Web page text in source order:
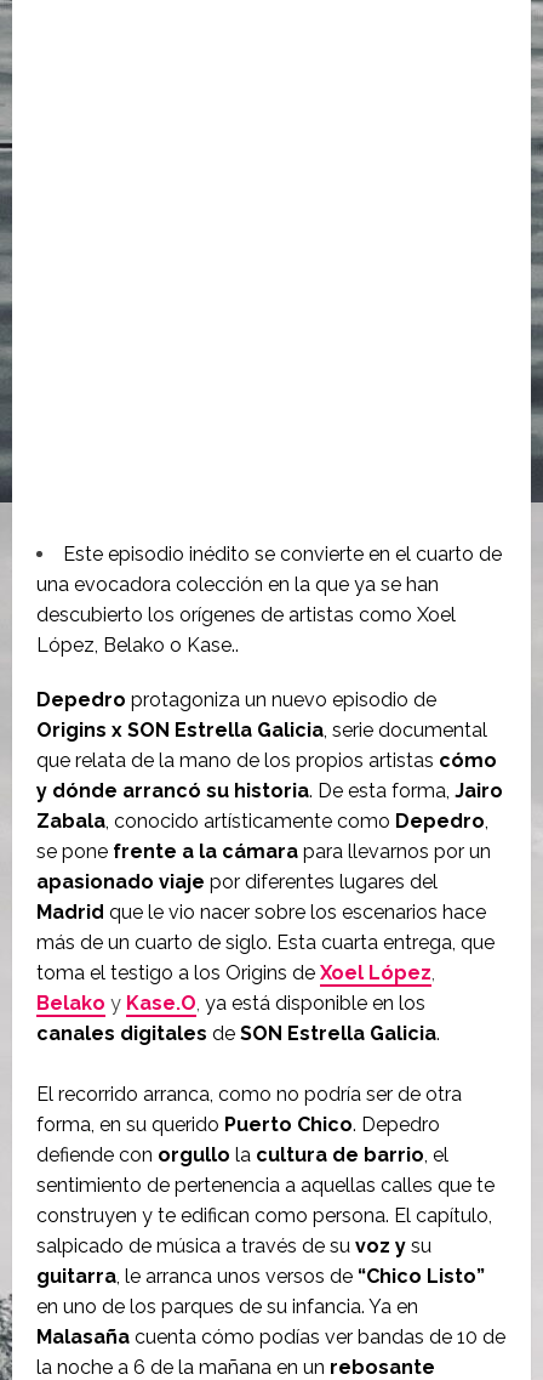
Este episodio inédito se convierte en el cuarto de
una evocadora colección en la que ya se han
descubierto los orígenes de artistas como Xoel
López, Belako o Kase..
Depedro protagoniza un nuevo episodio de
Origins x SON Estrella Galicia , serie documental
que relata de la mano de los propios artistas cómo
y dónde arrancó su historia. De esta forma, Jairo
Zabala , conocido artísticamente como Depedro
se pone frente a la cámara para llevarnos por un
apasionado viaje por diferentes lugares del
Madrid que le vio nacer sobre los escenarios hace
más de un cuarto de siglo. Esta cuarta entrega, que
toma el testigo a los Origins de Xoel López
Belako y Kase.O ya está disponible en los
canales digitales de SON Estrella Galicia.
El recorrido arranca, como no podría ser de otra
forma, en su querido Puerto Chico. Depedro
defiende con orgullo la cultura de barrio , el
sentimiento de pertenencia a aquellas calles que te
construyen y te edifican como persona. El capítulo,
salpicado de música a través de su voz y su
guitarra , le arranca unos versos de “Chico Listo”
en uno de los parques de su infancia. Ya en
Malasaña cuenta cómo podías ver bandas de 10 de
la noche a 6 de la mañana en un rebosante